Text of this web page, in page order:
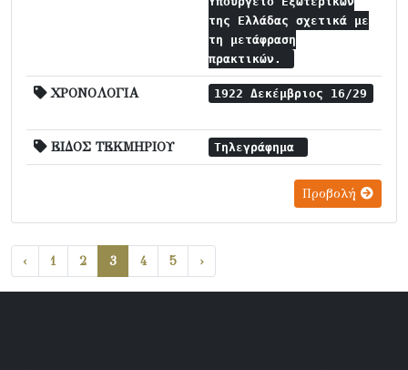
της Ελλάδας σχετικά με
τη μετάφραση
πρακτικών.
ΧΡΟΝΟΛΟΓΙΑ 1922 Δεκέμβριος 16/29
ΕΙΔΟΣ ΤΕΚΜΗΡΙΟΥ Τηλεγράφημα
Προβολή
‹ 1 2 3 4 5 ›